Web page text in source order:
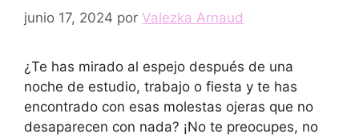
junio 17, 2024 por Valezka Arnaud
¿Te has mirado al espejo después de una
noche de estudio, trabajo o fiesta y te has
encontrado con esas molestas ojeras que no
desaparecen con nada? ¡No te preocupes, no